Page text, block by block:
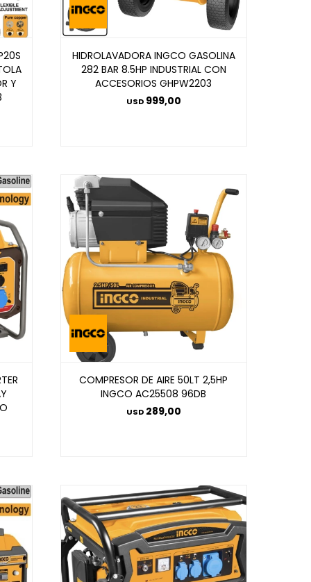
Y
HIDROLAVADORA INGCO GASOLINA
282 BAR 8.5HP INDUSTRIAL CON
ACCESORIOS GHPW2203
USD 999,00
COMPRESOR DE AIRE 50LT 2,5HP
INGCO AC25508 96DB
USD 289,00